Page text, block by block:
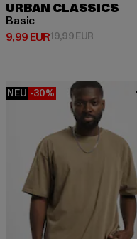
URBAN CLASSICS
Basic
9,99 EUR
Derzeitiger Preis: 9,99 EUR
19,99 EUR
NEU -30%